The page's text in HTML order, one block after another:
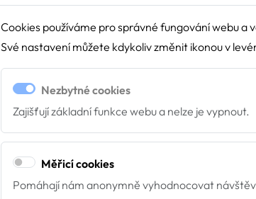
Cookies používáme pro správné fungování webu
Své nastavení můžete kdykoliv změnit ikonou v
Nezbytné cookies
Zajišťují základní funkce webu a nelze je vypnout.
Měřicí cookies
Pomáhají nám anonymně vyhodnocovat